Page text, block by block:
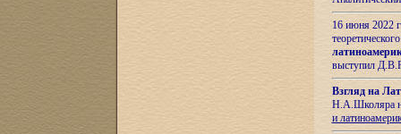
16 июня 2022
выступил
Взгляд на
Н.А.Школяра
и